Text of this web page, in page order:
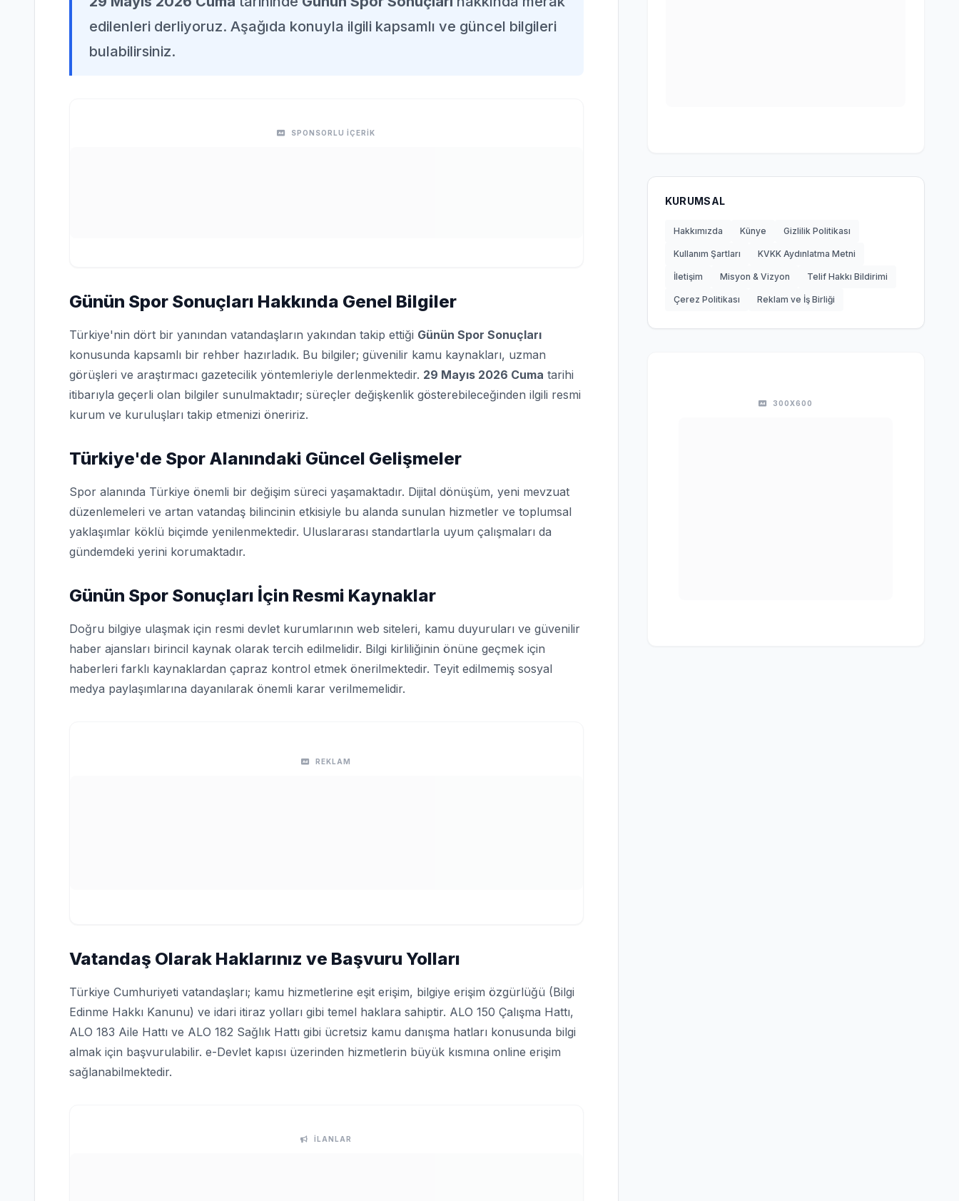
edilenleri derliyoruz. Aşağıda konuyla ilgili kapsamlı ve güncel bilgileri
bulabilirsiniz.
SPONSORLU İÇERİK
Günün Spor Sonuçları Hakkında Genel Bilgiler
Türkiye'nin dört bir yanından vatandaşların yakından takip ettiği Günün Spor Sonuçları
konusunda kapsamlı bir rehber hazırladık. Bu bilgiler; güvenilir kamu kaynakları, uzman
görüşleri ve araştırmacı gazetecilik yöntemleriyle derlenmektedir. 29 Mayıs 2026 Cuma tarihi
itibarıyla geçerli olan bilgiler sunulmaktadır; süreçler değişkenlik gösterebileceğinden ilgili resmi
kurum ve kuruluşları takip etmenizi öneririz.
Türkiye'de Spor Alanındaki Güncel Gelişmeler
Spor alanında Türkiye önemli bir değişim süreci yaşamaktadır. Dijital dönüşüm, yeni mevzuat
düzenlemeleri ve artan vatandaş bilincinin etkisiyle bu alanda sunulan hizmetler ve toplumsal
yaklaşımlar köklü biçimde yenilenmektedir. Uluslararası standartlarla uyum çalışmaları da
gündemdeki yerini korumaktadır.
Günün Spor Sonuçları İçin Resmi Kaynaklar
Doğru bilgiye ulaşmak için resmi devlet kurumlarının web siteleri, kamu duyuruları ve güvenilir
haber ajansları birincil kaynak olarak tercih edilmelidir. Bilgi kirliliğinin önüne geçmek için
haberleri farklı kaynaklardan çapraz kontrol etmek önerilmektedir. Teyit edilmemiş sosyal
medya paylaşımlarına dayanılarak önemli karar verilmemelidir.
REKLAM
Vatandaş Olarak Haklarınız ve Başvuru Yolları
Türkiye Cumhuriyeti vatandaşları; kamu hizmetlerine eşit erişim, bilgiye erişim özgürlüğü (Bilgi
Edinme Hakkı Kanunu) ve idari itiraz yolları gibi temel haklara sahiptir. ALO 150 Çalışma Hattı,
ALO 183 Aile Hattı ve ALO 182 Sağlık Hattı gibi ücretsiz kamu danışma hatları konusunda bilgi
almak için başvurulabilir. e-Devlet kapısı üzerinden hizmetlerin büyük kısmına online erişim
sağlanabilmektedir.
İLANLAR
KURUMSAL
Hakkımızda Künye Gizlilik Politikası
Kullanım Şartları KVKK Aydınlatma Metni
İletişim Misyon & Vizyon Telif Hakkı Bildirimi
Çerez Politikası Reklam ve İş Birliği
300X600